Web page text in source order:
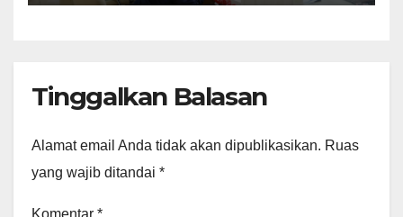
Tinggalkan Balasan
Alamat email Anda tidak akan dipublikasikan. Ruas
yang wajib ditandai *